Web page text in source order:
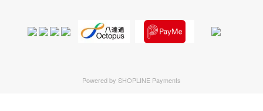
Powered by SHOPLINE Payments